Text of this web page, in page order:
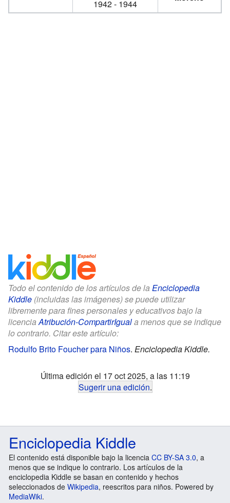
1942 - 1944
Todo el contenido de los artículos de la Enciclopedia
Kiddle (incluidas las imágenes) se puede utilizar
libremente para fines personales y educativos bajo la
licenciaAtribución-CompartirIguala menos que se indique
lo contrario. Citar este artículo:
Rodulfo Brito Foucher para Niños. Enciclopedia Kiddle.
Última edición el 17 oct 2025, a las 11:19
Sugerir una edición.
Enciclopedia Kiddle
El contenido está disponible bajo la licencia CC BY-SA 3.0, a
menos que se indique lo contrario. Los artículos de la
enciclopedia Kiddle se basan en contenido y hechos
seleccionados de Wikipedia, reescritos para niños. Powered by
MediaWiki.